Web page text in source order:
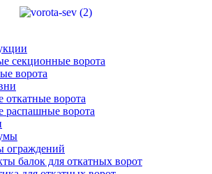
секционные ворота
ворота
откатные ворота
распашные ворота
ограждений
балок для откатных ворот